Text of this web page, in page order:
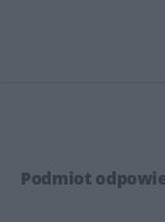
Podmiot